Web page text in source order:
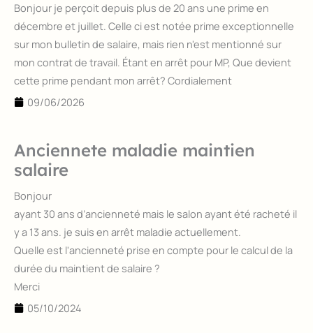
Bonjour je perçoit depuis plus de 20 ans une prime en
décembre et juillet. Celle ci est notée prime exceptionnelle
sur mon bulletin de salaire, mais rien n'est mentionné sur
mon contrat de travail. Étant en arrêt pour MP, Que devient
cette prime pendant mon arrêt? Cordialement
09/06/2026
Anciennete maladie maintien
salaire
Bonjour
ayant 30 ans d’ancienneté mais le salon ayant été racheté il
y a 13 ans. je suis en arrêt maladie actuellement.
Quelle est l'ancienneté prise en compte pour le calcul de la
durée du maintient de salaire ?
Merci
05/10/2024